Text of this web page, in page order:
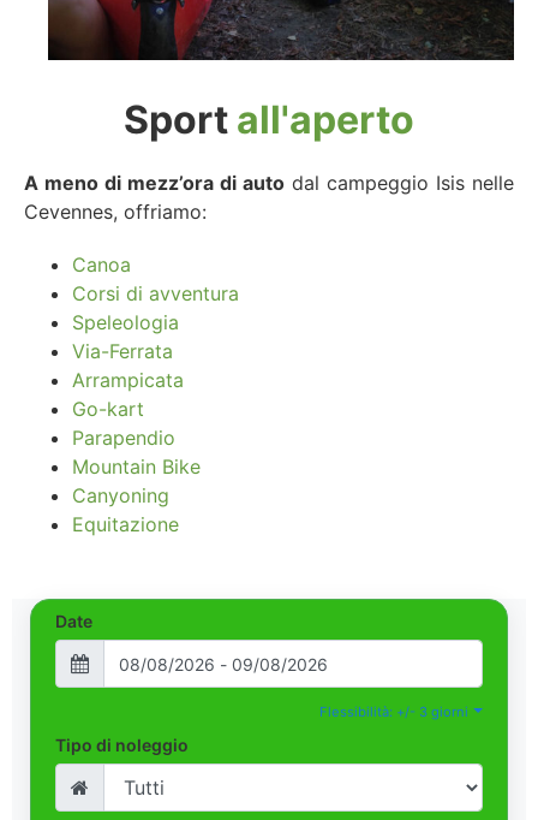
Sport all'aperto
A meno di mezz’ora di auto dal campeggio Isis nelle
Cevennes, offriamo:
Canoa
Corsi di avventura
Speleologia
Via-Ferrata
Arrampicata
Go-kart
Parapendio
Mountain Bike
Canyoning
Equitazione
Date
Flessibilità: +/- 3 giorni
Tipo di noleggio